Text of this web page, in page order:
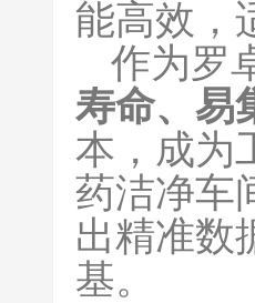
能高效，
作为罗
寿命、易
本，成为
药洁净车
出精准数
基。